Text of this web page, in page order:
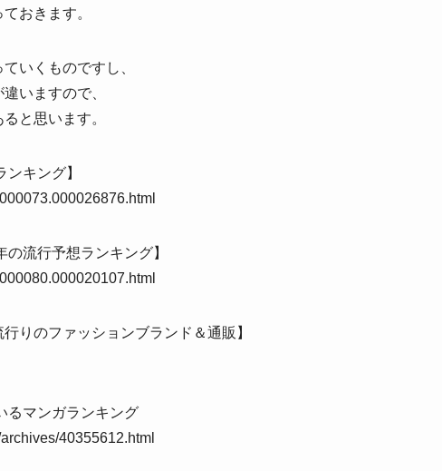
おきます。
いくものですし、
いますので、
と思います。
ンキング】
の流行予想ランキング】
りのファッションブランド＆通販】
るマンガランキング
40355612.html